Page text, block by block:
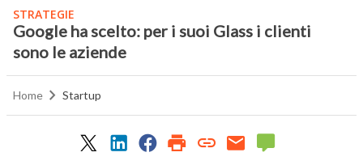
STRATEGIE
Google ha scelto: per i suoi Glass i clienti
sono le aziende
Home Startup